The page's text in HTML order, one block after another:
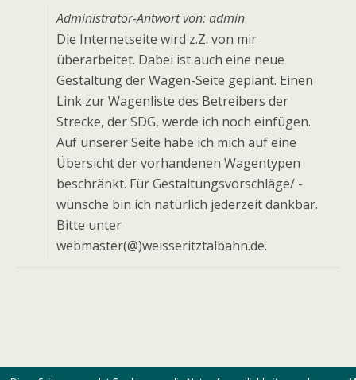
Administrator-Antwort von: admin
Die Internetseite wird z.Z. von mir
überarbeitet. Dabei ist auch eine neue
Gestaltung der Wagen-Seite geplant. Einen
Link zur Wagenliste des Betreibers der
Strecke, der SDG, werde ich noch einfügen.
Auf unserer Seite habe ich mich auf eine
Übersicht der vorhandenen Wagentypen
beschränkt. Für Gestaltungsvorschläge/ -
wünsche bin ich natürlich jederzeit dankbar.
Bitte unter
webmaster(@)weisseritztalbahn.de.